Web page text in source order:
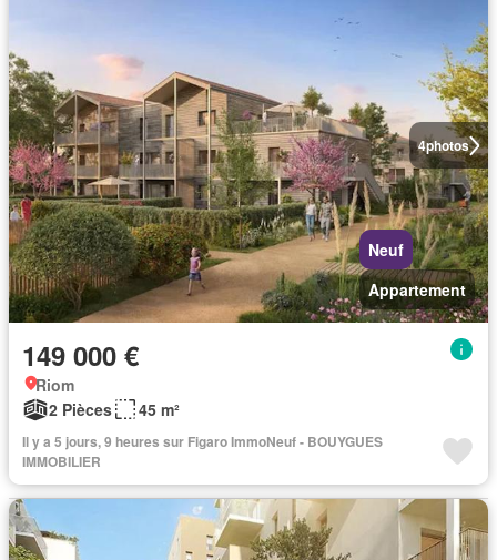
4photos
Neuf
Appartement
149 000 €
Riom
2 Pièces
45 m²
Il y a 5 jours, 9 heures sur Figaro ImmoNeuf - BOUYGUES
IMMOBILIER